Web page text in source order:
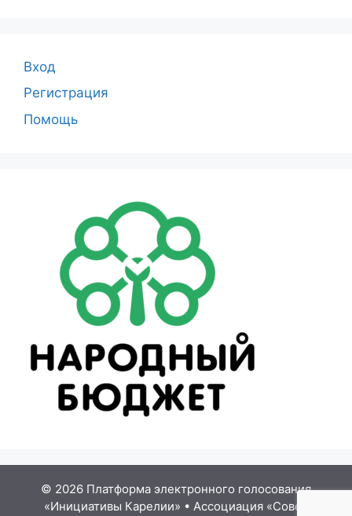
Вход
Регистрация
Помощь
© 2026 Платформа электронного голосования
«Инициативы Карелии» • Ассоциация «Совет